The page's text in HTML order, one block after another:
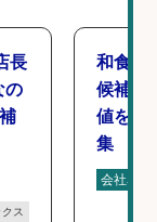
長
の
ス
和食,
候補/
値を上
集
会社名